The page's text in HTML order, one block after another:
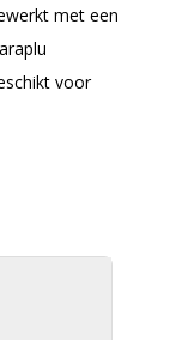
met een
voor